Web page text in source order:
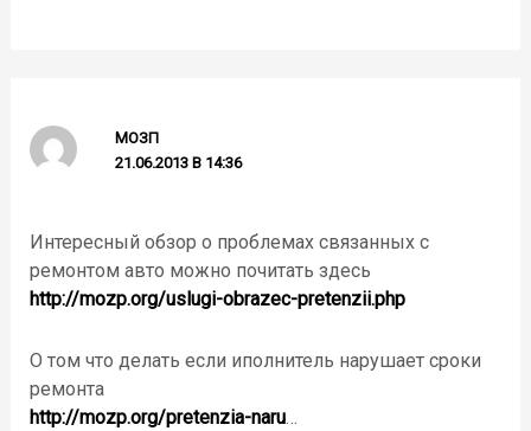
МОЗП
21.06.2013 В 14:36
Интересный обзор о проблемах связанных с
ремонтом авто можно почитать здесь
http://mozp.org/uslugi-obrazec-pretenzii.php
О том что делать если иполнитель нарушает сроки
ремонта
http://mozp.org/pretenzia-naru…